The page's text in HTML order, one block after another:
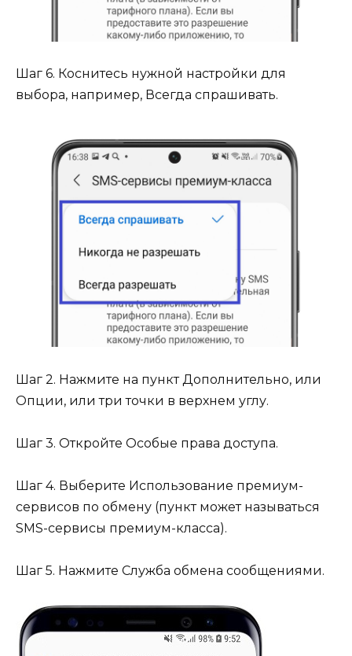
Шаг 6. Коснитесь нужной настройки для
выбора, например, Всегда спрашивать.
Шаг 2. Нажмите на пункт Дополнительно, или
Опции, или три точки в верхнем углу.
Шаг 3. Откройте Особые права доступа.
Шаг 4. Выберите Использование премиум-
сервисов по обмену (пункт может называться
SMS-сервисы премиум-класса).
Шаг 5. Нажмите Служба обмена сообщениями.